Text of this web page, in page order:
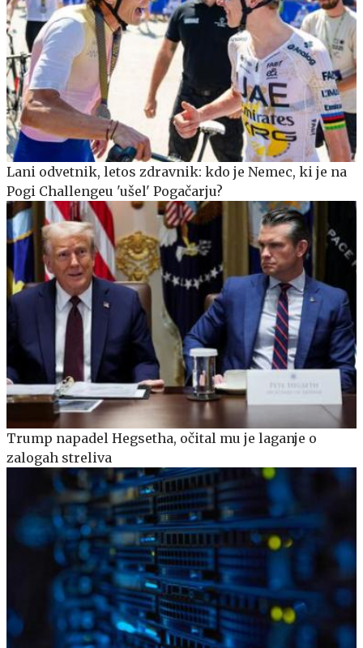
Lani odvetnik, letos zdravnik: kdo je Nemec, ki je na
Pogi Challengeu 'ušel' Pogačarju?
Trump napadel Hegsetha, očital mu je laganje o
zalogah streliva